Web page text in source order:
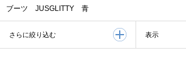
ブーツ JUSGLITTY 青
さらに絞り込む 表示